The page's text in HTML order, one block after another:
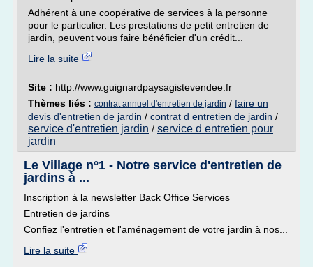
Adhérent à une coopérative de services à la personne
pour le particulier. Les prestations de petit entretien de
jardin, peuvent vous faire bénéficier d'un crédit...
Lire la suite
Site : http://www.guignardpaysagistevendee.fr
Thèmes liés : contrat annuel d'entretien de jardin / faire un
devis d'entretien de jardin / contrat d entretien de jardin /
service d'entretien jardin / service d entretien pour
jardin
Le Village n°1 - Notre service d'entretien de
jardins à ...
Inscription à la newsletter Back Office Services
Entretien de jardins
Confiez l'entretien et l'aménagement de votre jardin à nos...
Lire la suite